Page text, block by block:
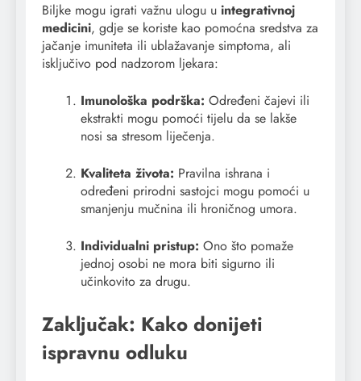
Biljke mogu igrati važnu ulogu u integrativnoj
medicini, gdje se koriste kao pomoćna sredstva za
jačanje imuniteta ili ublažavanje simptoma, ali
isključivo pod nadzorom ljekara:
Imunološka podrška: Određeni čajevi ili
ekstrakti mogu pomoći tijelu da se lakše
nosi sa stresom liječenja.
Kvaliteta života: Pravilna ishrana i
određeni prirodni sastojci mogu pomoći u
smanjenju mučnina ili hroničnog umora.
Individualni pristup: Ono što pomaže
jednoj osobi ne mora biti sigurno ili
učinkovito za drugu.
Zaključak: Kako donijeti
ispravnu odluku